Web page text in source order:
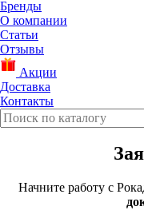
Бренды
О компании
Статьи
Отзывы
Акции
Доставка
Контакты
Начните работу с